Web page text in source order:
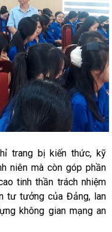
trang bị kiến thức, kỹ
niên mà còn góp phần
tinh thần trách nhiệm
tư tưởng của Đảng, lan
không gian mạng an